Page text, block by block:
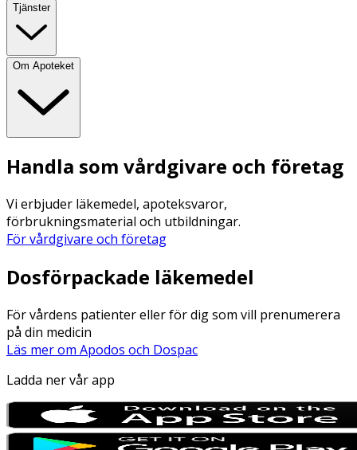
Tjänster
Om Apoteket
Handla som vårdgivare och företag
Vi erbjuder läkemedel, apoteksvaror,
förbrukningsmaterial och utbildningar.
För vårdgivare och företag
Dosförpackade läkemedel
För vårdens patienter eller för dig som vill prenumerera
på din medicin
Läs mer om Apodos och Dospac
Ladda ner vår app